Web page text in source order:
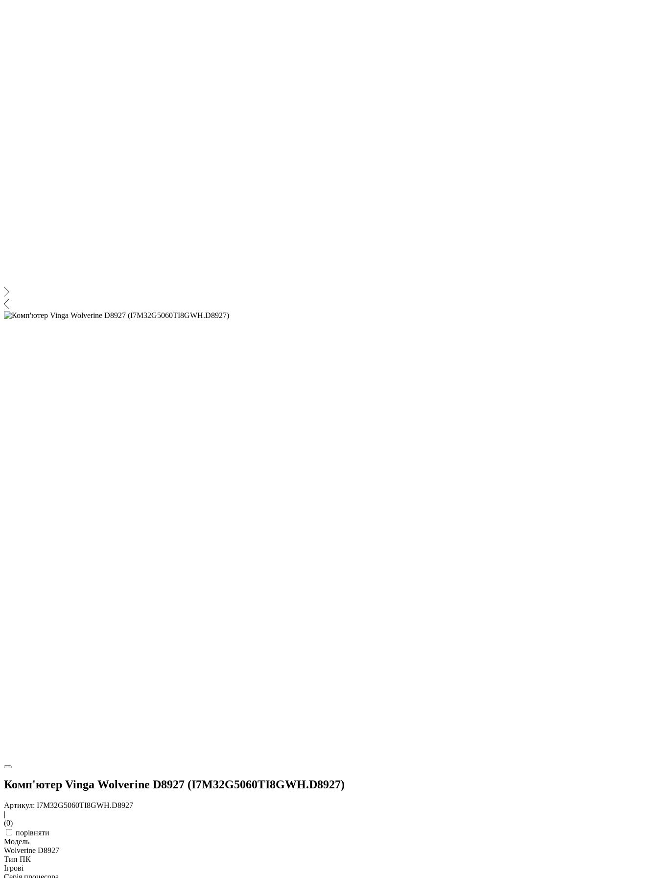
Комп'ютер Vinga Wolverine D8927 (I7M32G5060TI8GWH.D8927)
Артикул: I7M32G5060TI8GWH.D8927
|
(0)
порівняти
Модель
Wolverine D8927
Тип ПК
Ігрові